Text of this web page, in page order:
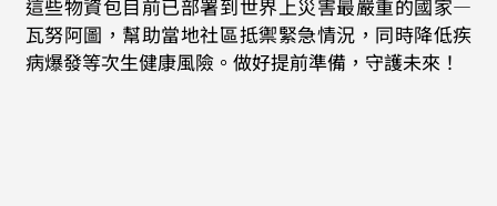
這些物資包目前已部署到世界上災害最嚴重的國家—
瓦努阿圖，幫助當地社區抵禦緊急情況，同時降低疾
病爆發等次生健康風險。做好提前準備，守護未來！